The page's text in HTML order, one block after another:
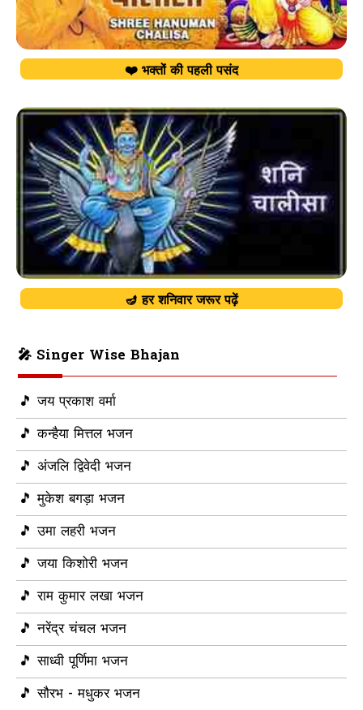
❤️ भक्तों की पहली पसंद
🪔 हर शनिवार जरूर पढ़ें
🎤 Singer Wise Bhajan
🎵 जय प्रकाश वर्मा
🎵 कन्हैया मित्तल भजन
🎵 अंजलि द्विवेदी भजन
🎵 मुकेश बगड़ा भजन
🎵 उमा लहरी भजन
🎵 जया किशोरी भजन
🎵 राम कुमार लखा भजन
🎵 नरेंद्र चंचल भजन
🎵 साध्वी पूर्णिमा भजन
🎵 सौरभ - मधुकर भजन